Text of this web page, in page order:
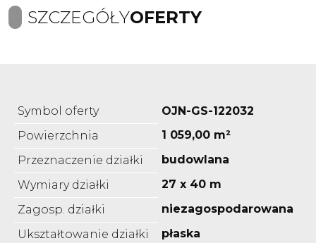
SZCZEGÓŁYOFERTY
Symbol oferty
OJN-GS-122032
Powierzchnia
1 059,00 m²
Przeznaczenie działki
budowlana
Wymiary działki
27 x 40 m
Zagosp. działki
niezagospodarowana
Ukształtowanie działki
płaska